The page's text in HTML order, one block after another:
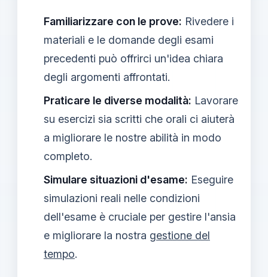
Familiarizzare con le prove: Rivedere i
materiali e le domande degli esami
precedenti può offrirci un'idea chiara
degli argomenti affrontati.
Praticare le diverse modalità: Lavorare
su esercizi sia scritti che orali ci aiuterà
a migliorare le nostre abilità in modo
completo.
Simulare situazioni d'esame: Eseguire
simulazioni reali nelle condizioni
dell'esame è cruciale per gestire l'ansia
e migliorare la nostra gestione del
tempo.